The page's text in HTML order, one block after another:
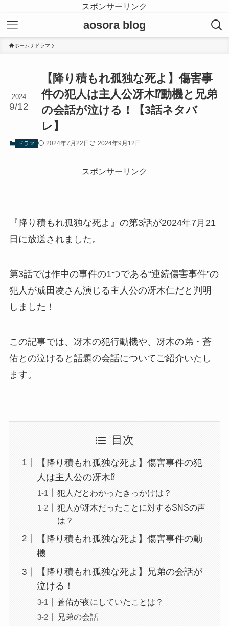
スポンサーリンク
aosora blog
ホーム ドラマ
【降り積もれ孤独な死よ】傷害事
件の犯人は主人公冴木⁉動機と兄弟
の会話が泣ける！【3話ネタバ
レ】
2024
9/12
ドラマ 2024年7月22日 2024年9月12日
スポンサーリンク
『降り積もれ孤独な死よ』の第3話が2024年7月21
日に放送されました。
第3話では作中の事件の1つである“連続傷害事件”の
犯人が成田凌さん演じる主人公の冴木仁だと判明
しました！
この記事では、冴木の犯行動機や、冴木の弟・蒼
佑との泣けると話題の会話についてご紹介いたし
ます。
目次
【降り積もれ孤独な死よ】傷害事件の犯
人は主人公の冴木⁉
犯人だとわかったきっかけは？
犯人が冴木だったことに対するSNSの声
は？
【降り積もれ孤独な死よ】傷害事件の動
機
【降り積もれ孤独な死よ】兄弟の会話が
泣ける！
蒼佑が夜にしていたことは？
兄弟の会話